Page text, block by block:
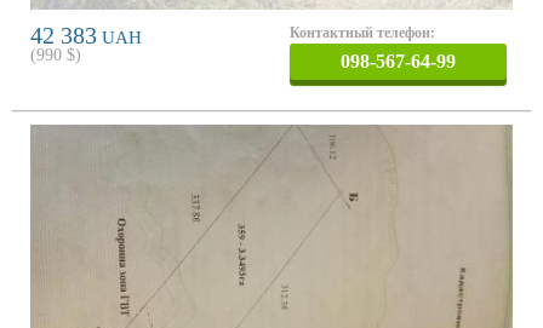
42 383 UAH
(990 $)
Контактный телефон:
098-567-64-99